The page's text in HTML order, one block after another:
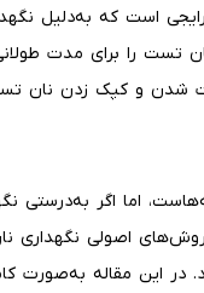
است که به‌دلیل
تست را برای مدت
شدن و کپک زدن نان
اما اگر به‌درستی
اصولی
این مقاله به‌صورت کامل